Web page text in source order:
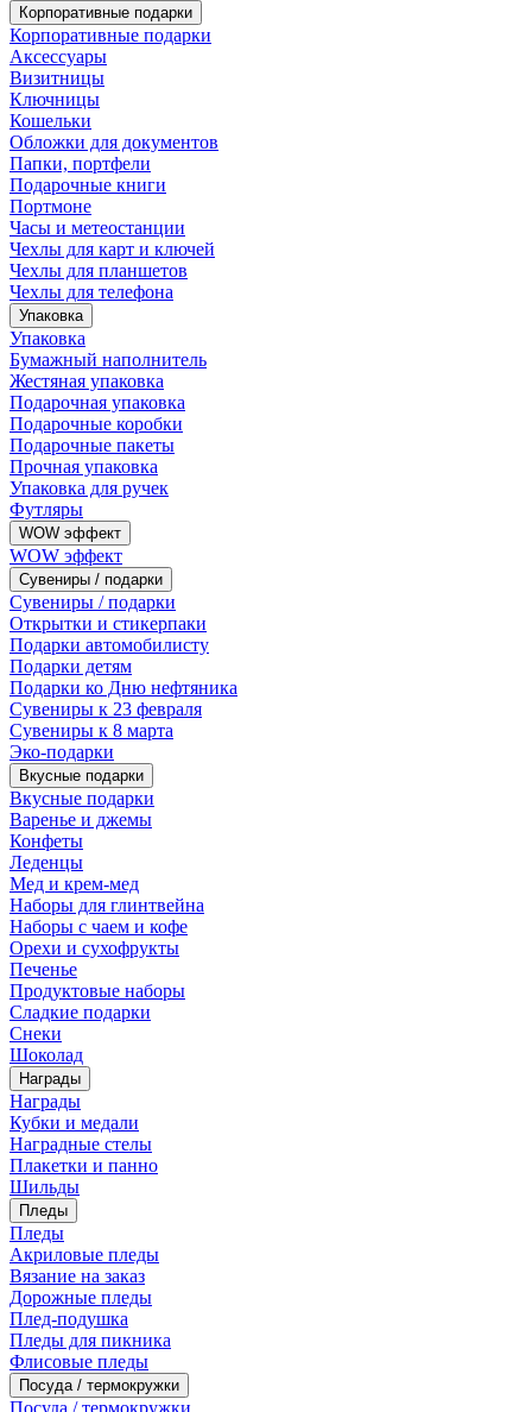
Корпоративные подарки
Корпоративные подарки
Аксессуары
Визитницы
Ключницы
Кошельки
Обложки для документов
Папки, портфели
Подарочные книги
Портмоне
Часы и метеостанции
Чехлы для карт и ключей
Чехлы для планшетов
Чехлы для телефона
Упаковка
Упаковка
Бумажный наполнитель
Жестяная упаковка
Подарочная упаковка
Подарочные коробки
Подарочные пакеты
Прочная упаковка
Упаковка для ручек
Футляры
WOW эффект
WOW эффект
Сувениры / подарки
Сувениры / подарки
Открытки и стикерпаки
Подарки автомобилисту
Подарки детям
Подарки ко Дню нефтяника
Сувениры к 23 февраля
Сувениры к 8 марта
Эко-подарки
Вкусные подарки
Вкусные подарки
Варенье и джемы
Конфеты
Леденцы
Мед и крем-мед
Наборы для глинтвейна
Наборы с чаем и кофе
Орехи и сухофрукты
Печенье
Продуктовые наборы
Сладкие подарки
Снеки
Шоколад
Награды
Награды
Кубки и медали
Наградные стелы
Плакетки и панно
Шильды
Пледы
Пледы
Акриловые пледы
Вязание на заказ
Дорожные пледы
Плед-подушка
Пледы для пикника
Флисовые пледы
Посуда / термокружки
Посуда / термокружки